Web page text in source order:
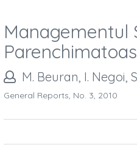
Managementul
M. Beuran, I. Negoi,
General Reports, No. 3, 2010